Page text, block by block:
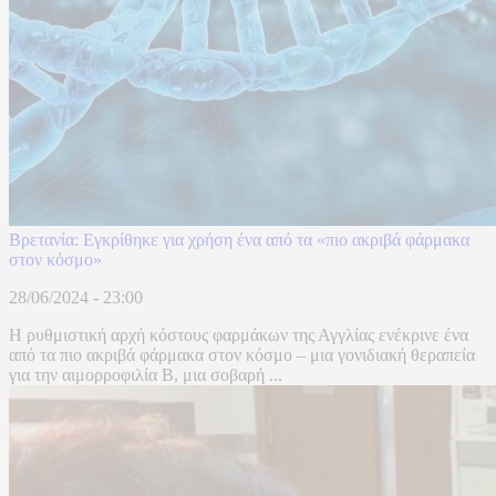
Βρετανία: Εγκρίθηκε για χρήση ένα από τα «πιο ακριβά φάρμακα
στον κόσμο»
28/06/2024 - 23:00
Η ρυθμιστική αρχή κόστους φαρμάκων της Αγγλίας ενέκρινε ένα
από τα πιο ακριβά φάρμακα στον κόσμο – μια γονιδιακή θεραπεία
για την αιμορροφιλία Β, μια σοβαρή ...